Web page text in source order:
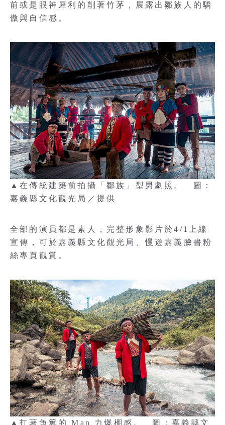
前或是眼神犀利的削著竹茅，展露出鄒族人的驕
傲與自信感。
▲在傳統建築前拍攝「鄒族」型男劇照。 圖：
嘉義縣文化觀光局／提供
全部的演員都是素人，完整形象影片於4/1上線
宣傳，可於嘉義縣文化觀光局、慢遊嘉義臉書粉
絲專頁觀賞。
▲扛著魚簍的 Man 力爆棚感。 圖：嘉義縣文